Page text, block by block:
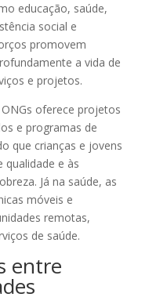
educação, saúde,
social e
promovem
a vida de
e projetos.
oferece projetos
e programas de
que crianças e jovens
qualidade e às
Já na saúde, as
móveis e
remotas,
de saúde.
entre